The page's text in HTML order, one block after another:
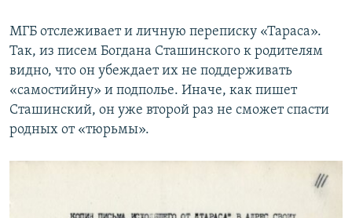
МГБ отслеживает и личную переписку «Тараса».
Так, из писем Богдана Сташинского к родителям
видно, что он убеждает их не поддерживать
«самостийну» и подполье. Иначе, как пишет
Сташинский, он уже второй раз не сможет спасти
родных от «тюрьмы».